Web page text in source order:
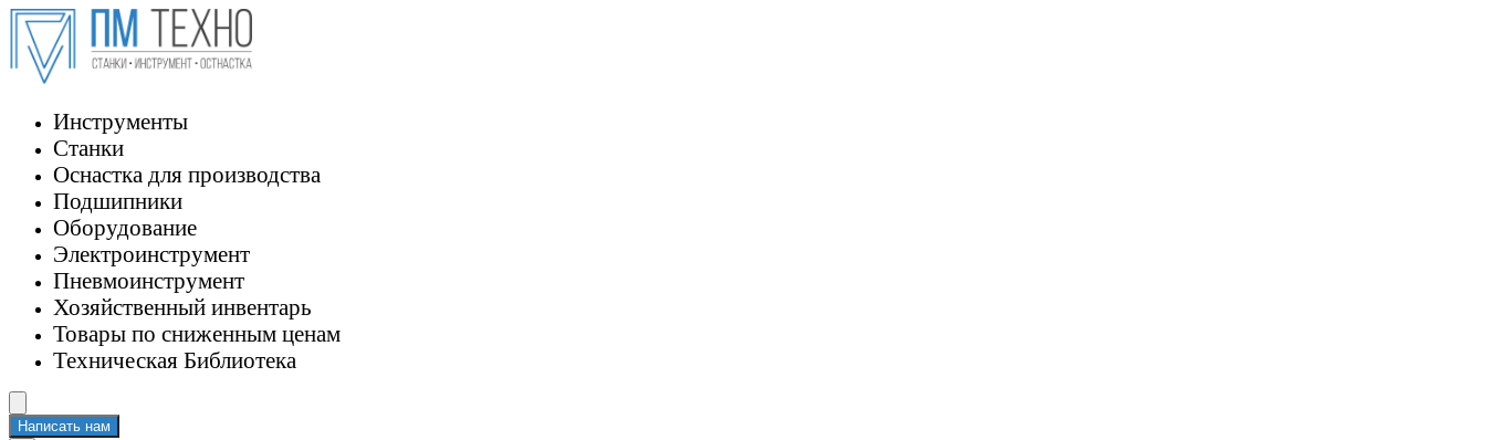
Инструменты
Станки
Оснастка для производства
Подшипники
Оборудование
Электроинструмент
Пневмоинструмент
Хозяйственный инвентарь
Товары по сниженным ценам
Техническая Библиотека
Написать нам